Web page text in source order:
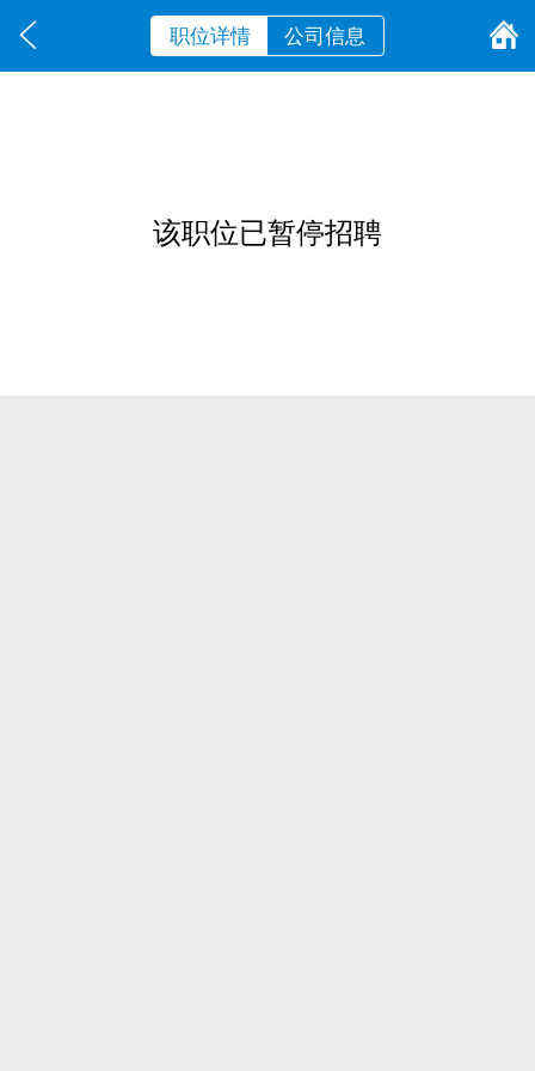
职位详情 公司信息
该职位已暂停招聘